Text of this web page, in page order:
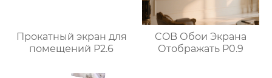
Прокатный экран для
помещений P2.6
COB Обои Экрана
Отображать P0.9